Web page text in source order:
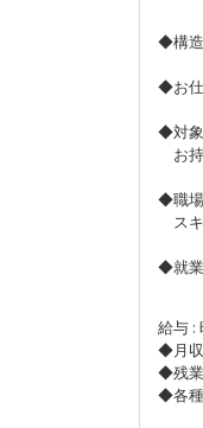
◆構造
◆お仕
◆対象
お
◆職場
ス
◆就業
給与 :
◆月収
◆残業
◆各